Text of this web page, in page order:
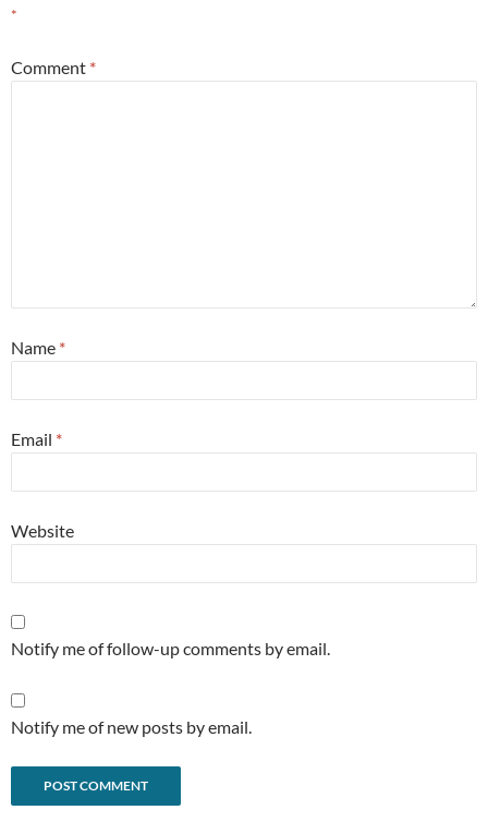
*
Comment *
Name *
Email *
Website
Notify me of follow-up comments by email.
Notify me of new posts by email.